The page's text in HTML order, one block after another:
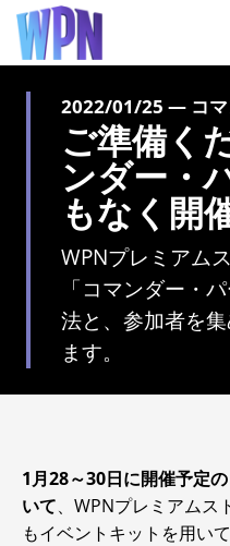
2022/01/25 — コマ
ご準備く
ンダー・
もなく開
WPNプレミアム
「コマンダー・
法と、参加者を
ます。
1月28～30日に開催予定
いて、WPNプレミアムス
もイベントキットを用い